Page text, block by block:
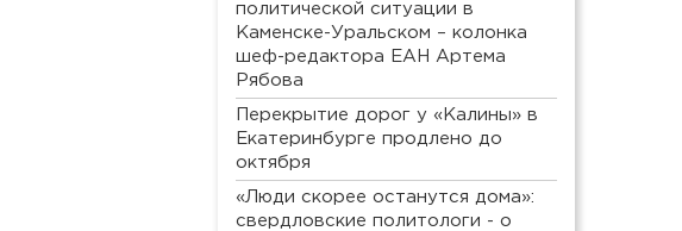
политической ситуации в
Каменске-Уральском – колонка
шеф-редактора ЕАН Артема
Рябова
Перекрытие дорог у «Калины» в
Екатеринбурге продлено до
октября
«Люди скорее останутся дома»:
свердловские политологи - о